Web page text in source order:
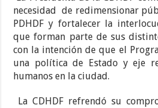
necesidad de redimensionar
PDHDF y fortalecer la
que forman parte de sus
con la intención de que el
una política de Estado y eje
humanos en la ciudad.
La CDHDF refrendó su